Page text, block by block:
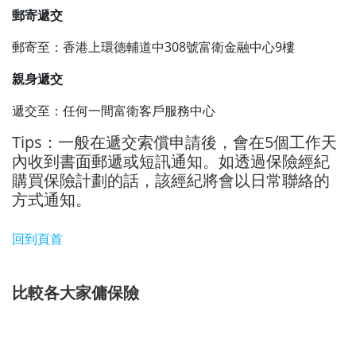
郵寄遞交
郵寄至：香港上環德輔道中308號富衛金融中心9樓
親身遞交
遞交至：任何一間富衛客戶服務中心
Tips：一般在遞交索償申請後，會在5個工作天
內收到書面郵遞或短訊通知。如透過保險經紀
購買保險計劃的話，該經紀將會以日常聯絡的
方式通知。
回到頁首
比較各大家傭保險